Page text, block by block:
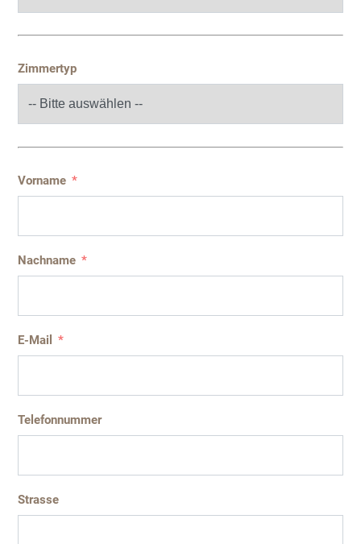
Zimmertyp
Vorname
Nachname
E-Mail
Telefonnummer
Strasse